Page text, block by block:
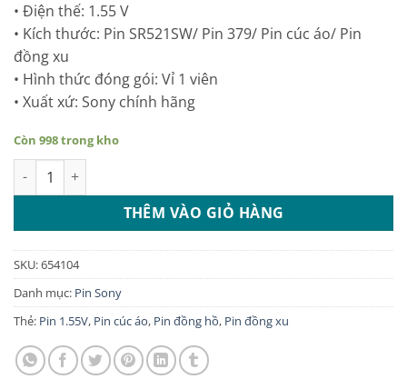
• Điện thế: 1.55 V
• Kích thước: Pin SR521SW/ Pin 379/ Pin cúc áo/ Pin
đồng xu
• Hình thức đóng gói: Vỉ 1 viên
• Xuất xứ: Sony chính hãng
Còn 998 trong kho
Pin SR521SW-379 Sony vỉ 1 viên số lượng
THÊM VÀO GIỎ HÀNG
SKU:654104
Danh mục: Pin Sony
Thẻ: Pin 1.55V, Pin cúc áo, Pin đồng hồ, Pin đồng xu